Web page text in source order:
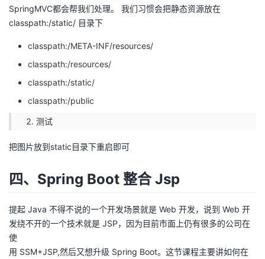
SpringMVC都会帮我们处理。 我们习惯会把静态资源放在
classpath:/static/ 目录下
classpath:/META-INF/resources/
classpath:/resources/
classpath:/static/
classpath:/public
测试
把图片放到static目录下重启即可
四、Spring Boot 整合 Jsp
提起 Java 不得不说的一个开发场景就是 Web 开发，说到 Web 开
发绕不开的一个技术就是 JSP，因为目前市面上仍有很多的公司在
使
用 SSM+JSP,然后又想升级 Spring Boot。这节课程主要讲如何在